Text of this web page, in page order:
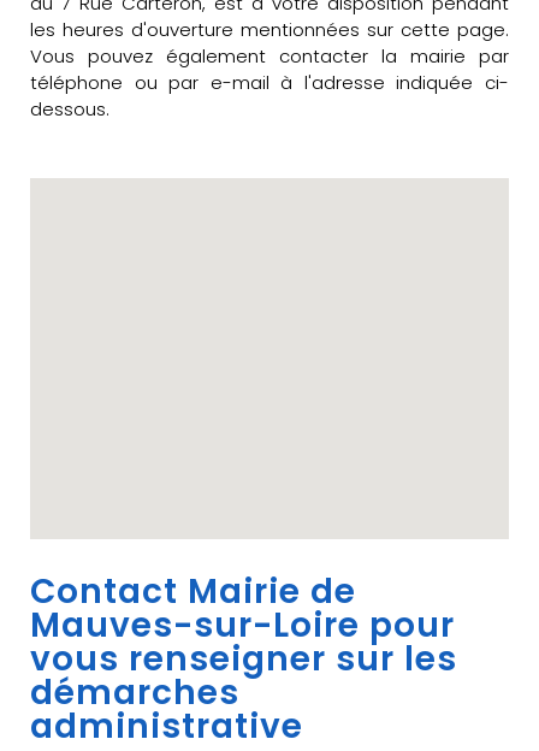
les heures d'ouverture mentionnées sur cette page.
Vous pouvez également contacter la mairie par
téléphone ou par e-mail à l'adresse indiquée ci-
dessous.
Contact Mairie de
Mauves-sur-Loire pour
vous renseigner sur les
démarches
administrative